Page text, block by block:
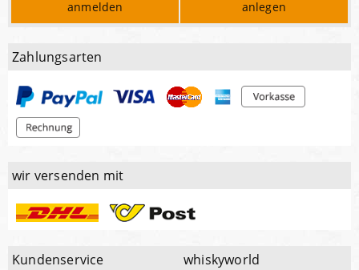
anmelden anlegen
Zahlungsarten
wir versenden mit
Kundenservice whiskyworld